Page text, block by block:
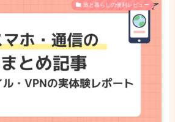
旅と暮らしの便利レビュー